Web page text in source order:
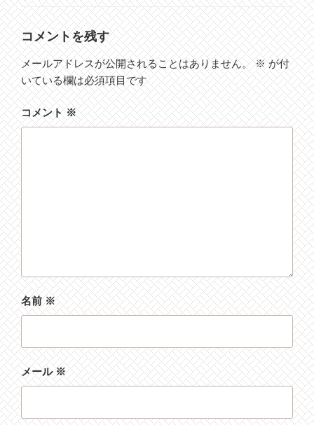
ゴ
リ
ー
コメントを残す
メールアドレスが公開されることはありません。 ※が付
いている欄は必須項目です
コメント※
名前※
メール※